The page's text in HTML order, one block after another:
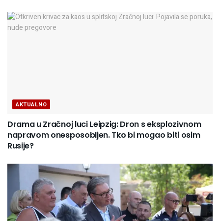
AKTUALNO
Drama u Zračnoj luci Leipzig: Dron s eksplozivnom
napravom onesposobljen. Tko bi mogao biti osim
Rusije?